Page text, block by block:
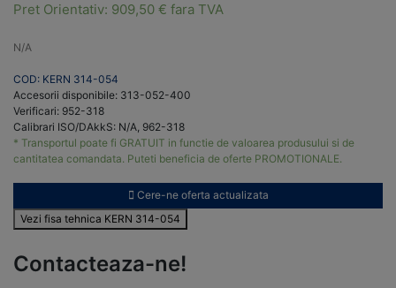
Pret Orientativ: 909,50 € fara TVA
N/A
COD: KERN 314-054
Accesorii disponibile: 313-052-400
Verificari: 952-318
Calibrari ISO/DAkkS: N/A, 962-318
* Transportul poate fi GRATUIT in functie de valoarea produsului si de
cantitatea comandata. Puteti beneficia de oferte PROMOTIONALE.
Cere-ne oferta actualizata
Vezi fisa tehnica KERN 314-054
Contacteaza-ne!